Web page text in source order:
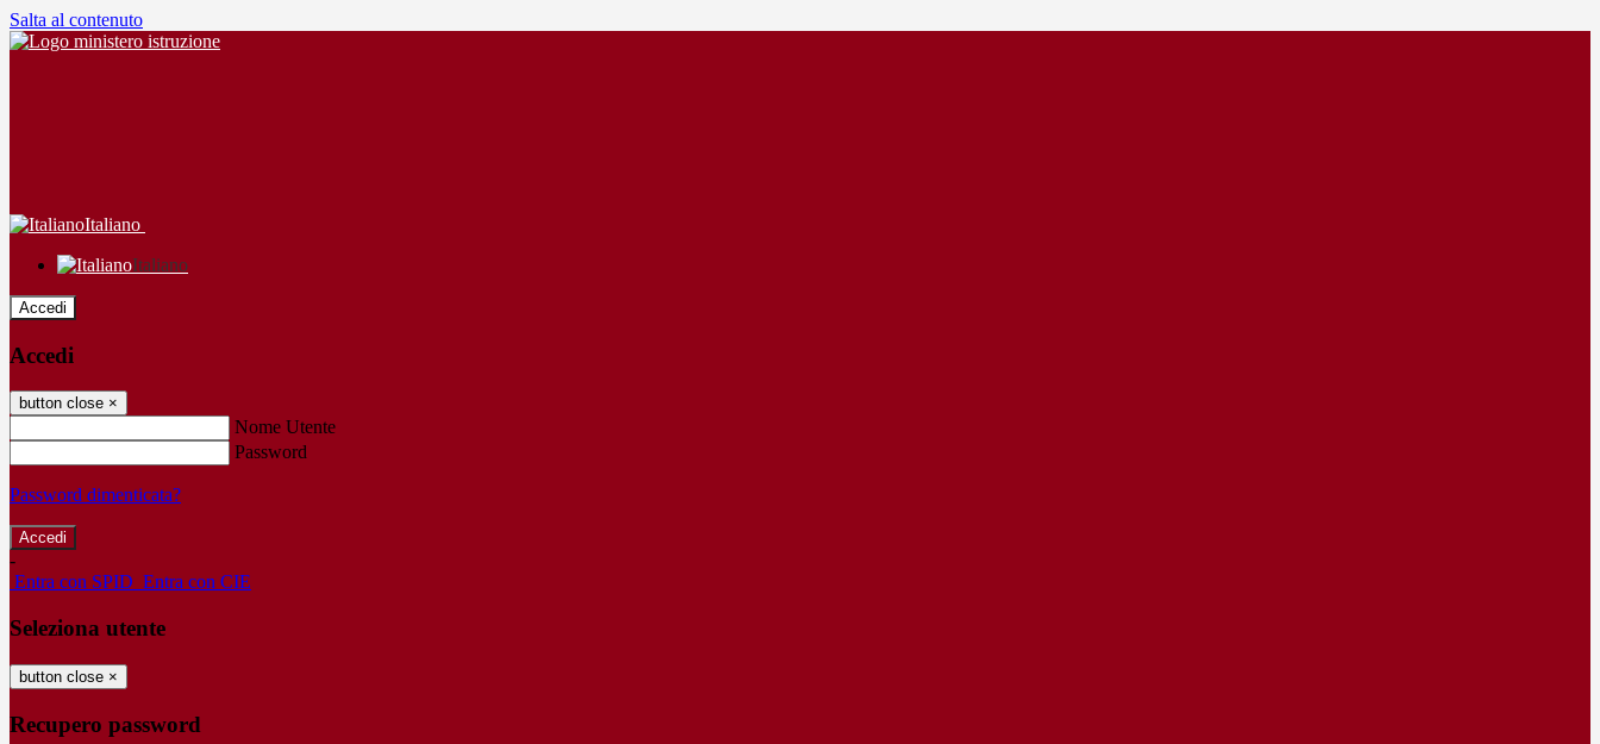
Salta al contenuto
Italiano
Italiano
Accedi
Accedi
button close ×
Nome Utente
Password
Password dimenticata?
-
Entra con SPID Entra con CIE
Seleziona utente
button close ×
Recupero password